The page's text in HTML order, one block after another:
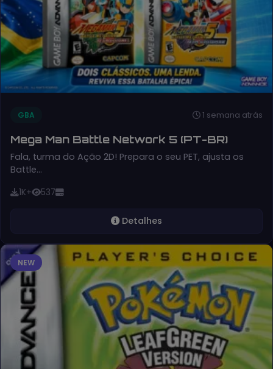
GBA 1 semana atrás
Mega Man Battle Network 5 (PT-BR)
Fala, turma do Ação 2D! Prepara o seu PET, ajusta os
Battle…
1K+ 537
Detalhes
NEW